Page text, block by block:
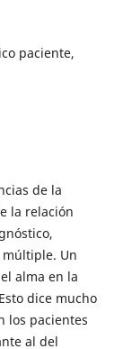
paciente,
de la
la relación
Un
alma en la
dice mucho
los pacientes
al del